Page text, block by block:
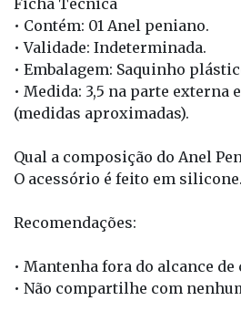
Ficha Técnica
• Contém: 01 Anel peniano.
• Validade: Indeterminada.
• Embalagem: Saquinho
• Medida: 3,5 na parte externa
(medidas aproximadas).
Qual a composição do Anel
O acessório é feito em silicone.
Recomendações:
• Mantenha fora do alcance de
• Não compartilhe com